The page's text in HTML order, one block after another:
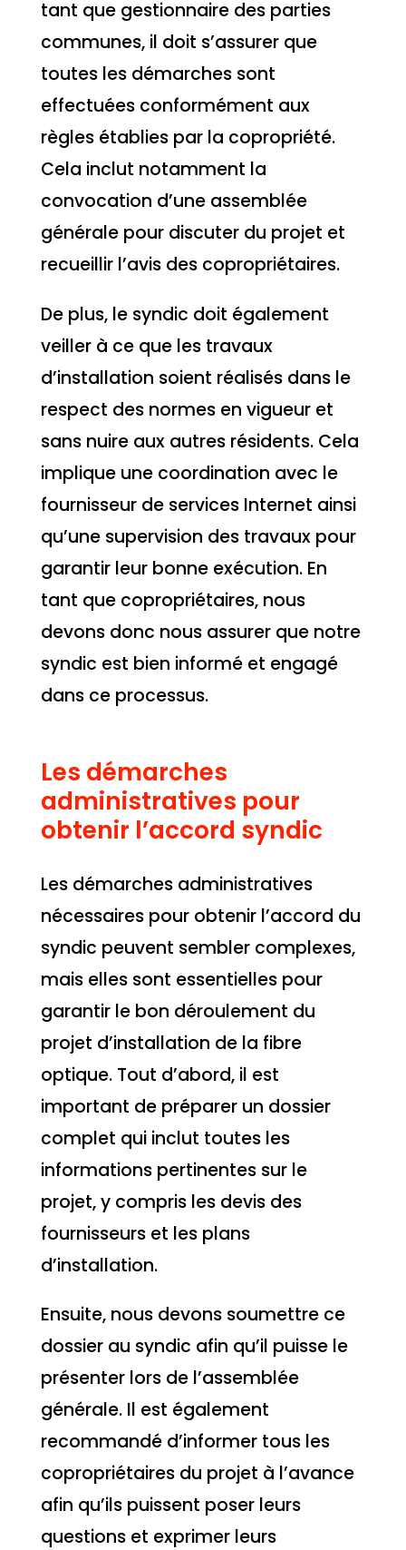
tant que gestionnaire des parties
communes, il doit s’assurer que
toutes les démarches sont
effectuées conformément aux
règles établies par la copropriété.
Cela inclut notamment la
convocation d’une assemblée
générale pour discuter du projet et
recueillir l’avis des copropriétaires.
De plus, le syndic doit également
veiller à ce que les travaux
d’installation soient réalisés dans le
respect des normes en vigueur et
sans nuire aux autres résidents. Cela
implique une coordination avec le
fournisseur de services Internet ainsi
qu’une supervision des travaux pour
garantir leur bonne exécution. En
tant que copropriétaires, nous
devons donc nous assurer que notre
syndic est bien informé et engagé
dans ce processus.
Les démarches
administratives pour
obtenir l’accord syndic
Les démarches administratives
nécessaires pour obtenir l’accord du
syndic peuvent sembler complexes,
mais elles sont essentielles pour
garantir le bon déroulement du
projet d’installation de la fibre
optique. Tout d’abord, il est
important de préparer un dossier
complet qui inclut toutes les
informations pertinentes sur le
projet, y compris les devis des
fournisseurs et les plans
d’installation.
Ensuite, nous devons soumettre ce
dossier au syndic afin qu’il puisse le
présenter lors de l’assemblée
générale. Il est également
recommandé d’informer tous les
copropriétaires du projet à l’avance
afin qu’ils puissent poser leurs
questions et exprimer leurs